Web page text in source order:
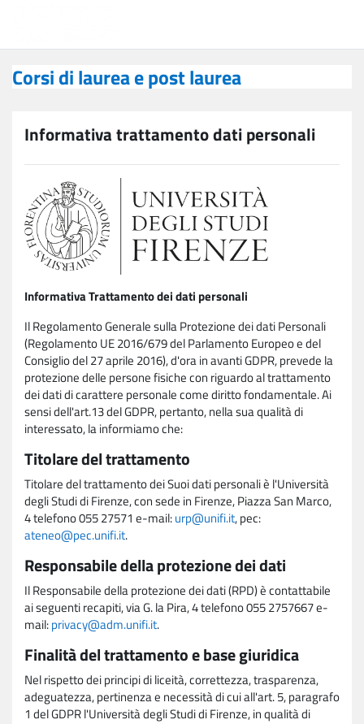
Corsi di laurea e post laurea
Informativa trattamento dati personali
Informativa Trattamento dei dati personali
Il Regolamento Generale sulla Protezione dei dati Personali
(Regolamento UE 2016/679 del Parlamento Europeo e del
Consiglio del 27 aprile 2016), d'ora in avanti GDPR, prevede la
protezione delle persone fisiche con riguardo al trattamento
dei dati di carattere personale come diritto fondamentale. Ai
sensi dell'art.13 del GDPR, pertanto, nella sua qualità di
interessato, la informiamo che:
Titolare del trattamento
Titolare del trattamento dei Suoi dati personali è l'Università
degli Studi di Firenze, con sede in Firenze, Piazza San Marco,
4 telefono 055 27571 e-mail:urp@unifi.it, pec:
ateneo@pec.unifi.it.
Responsabile della protezione dei dati
Il Responsabile della protezione dei dati (RPD) è contattabile
ai seguenti recapiti, via G. la Pira, 4 telefono 055 2757667 e-
mail:privacy@adm.unifi.it.
Finalità del trattamento e base giuridica
Nel rispetto dei principi di liceità, correttezza, trasparenza,
adeguatezza, pertinenza e necessità di cui all'art. 5, paragrafo
1 del GDPR l'Università degli Studi di Firenze, in qualità di